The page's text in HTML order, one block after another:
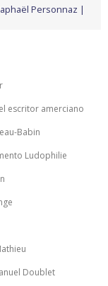
Personnaz
escritor amerciano
Babin
Ludophilie
Doublet